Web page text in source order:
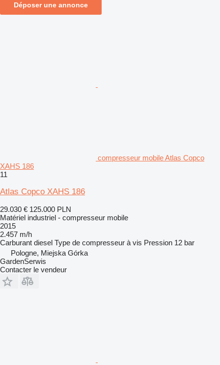
Déposer une annonce
compresseur mobile Atlas Copco
XAHS 186
11
Atlas Copco XAHS 186
29.030 € 125.000 PLN
Matériel industriel - compresseur mobile
2015
2.457 m/h
Carburant diesel Type de compresseur à vis Pression 12 bar
Pologne, Miejska Górka
GardenSerwis
Contacter le vendeur